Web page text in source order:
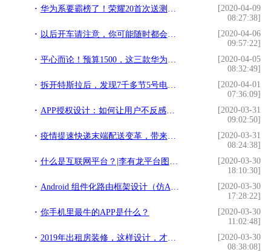
华为系要霸榜了！荣耀20首次送测DXO，网友：不给友商活路
[2020-04-09
08:27:38]
以后开车请注意，你可能随时都会被拍
[2020-04-06
09:57:22]
平心而论！预算1500，这三款华为手机最值得买，选哪款都不亏
[2020-04-05
08:32:49]
拆开特斯拉后，发现7千多节5号电池，车主：怎么感觉被骗了？
[2020-04-01
07:36:09]
APP授权设计：如何让用户不反感并同意授权
[2020-03-31
09:02:50]
疫情提速快递末端配送变革，带来哪些创业商机？
[2020-03-31
08:24:38]
什么是互联网平台？|李有龙平台图谱（一）
[2020-03-30
18:10:30]
Android 组件化路由框架设计（仿Arouter）
[2020-03-30
17:28:22]
你手机里最牛的APP是什么？
[2020-03-30
11:02:48]
2019年出租房装修，这样设计，才好出租！6G青年公寓
[2020-03-30
08:38:08]